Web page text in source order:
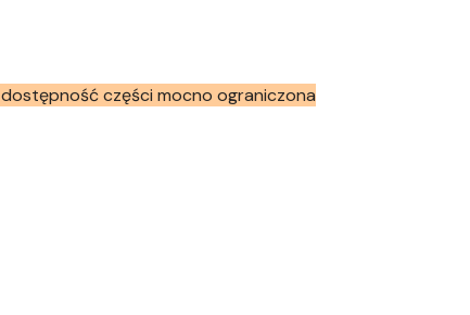
części mocno ograniczona